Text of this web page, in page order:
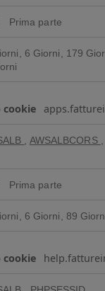
Prima parte
6 Giorni, 179
AWSALBCORS
Prima parte
6 Giorni, 89